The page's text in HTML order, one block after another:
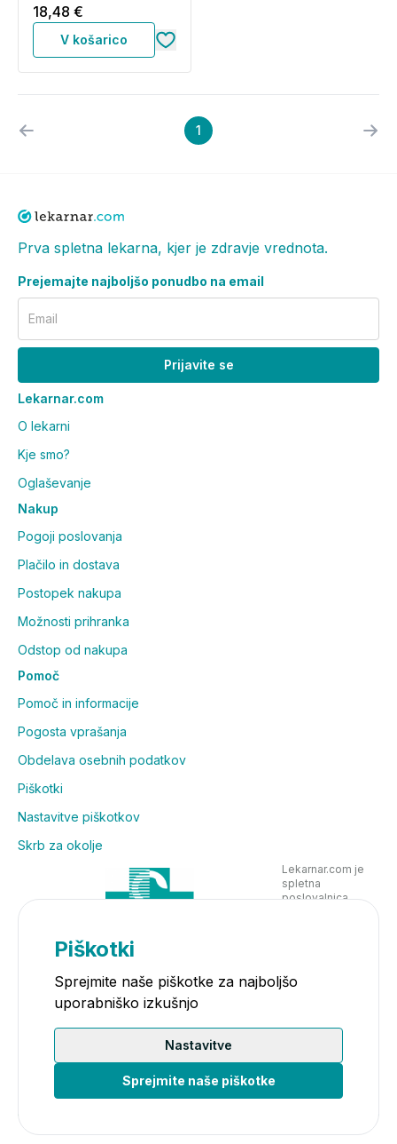
18,48 €
V košarico
1
Prva spletna lekarna, kjer je zdravje vrednota.
Prejemajte najboljšo ponudbo na email
Email
Prijavite se
Lekarnar.com
O lekarni
Kje smo?
Oglaševanje
Nakup
Pogoji poslovanja
Plačilo in dostava
Postopek nakupa
Možnosti prihranka
Odstop od nakupa
Pomoč
Pomoč in informacije
Pogosta vprašanja
Obdelava osebnih podatkov
Piškotki
Nastavitve piškotkov
Skrb za okolje
Lekarnar.com je
spletna
poslovalnica
Piškotki
Sprejmite naše piškotke za najboljšo
uporabniško izkušnjo
Nastavitve
Sprejmite naše piškotke